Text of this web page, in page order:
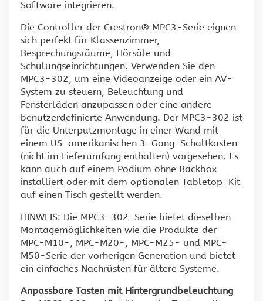
Software integrieren.
Die Controller der Crestron® MPC3-Serie eignen
sich perfekt für Klassenzimmer,
Besprechungsräume, Hörsäle und
Schulungseinrichtungen. Verwenden Sie den
MPC3-302, um eine Videoanzeige oder ein AV-
System zu steuern, Beleuchtung und
Fensterläden anzupassen oder eine andere
benutzerdefinierte Anwendung. Der MPC3-302 ist
für die Unterputzmontage in einer Wand mit
einem US-amerikanischen 3-Gang-Schaltkasten
(nicht im Lieferumfang enthalten) vorgesehen. Es
kann auch auf einem Podium ohne Backbox
installiert oder mit dem optionalen Tabletop-Kit
auf einen Tisch gestellt werden.
HINWEIS: Die MPC3-302-Serie bietet dieselben
Montagemöglichkeiten wie die Produkte der
MPC-M10-, MPC-M20-, MPC-M25- und MPC-
M50-Serie der vorherigen Generation und bietet
ein einfaches Nachrüsten für ältere Systeme.
Anpassbare Tasten mit Hintergrundbeleuchtung